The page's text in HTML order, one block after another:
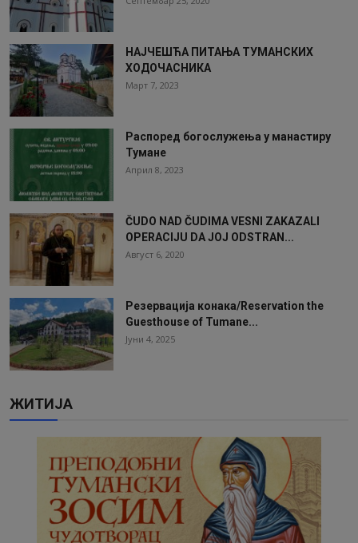
НАЈЧЕШЋА ПИТАЊА ТУМАНСКИХ
ХОДОЧАСНИКА
Март 7, 2023
Распоред богослужења у манастиру
Тумане
Април 8, 2023
ČUDO NAD ČUDIMA VESNI ZAKAZALI
OPERACIJU DA JOJ ODSTRAN...
Август 6, 2020
Резервација конака/Reservation the
Guesthouse of Tumane...
Јуни 4, 2025
ЖИТИЈА